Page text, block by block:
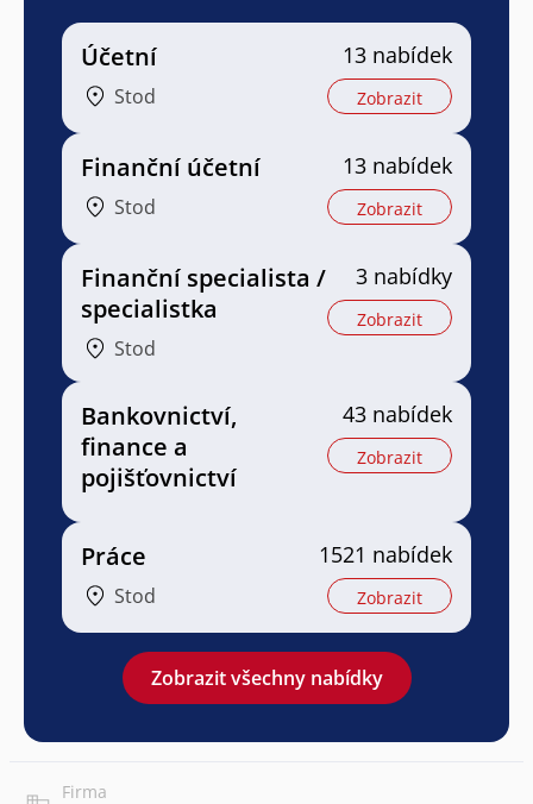
Účetní
Stod
13 nabídek
Zobrazit
Finanční účetní
Stod
13 nabídek
Zobrazit
Finanční specialista /
specialistka
Stod
3 nabídky
Zobrazit
Bankovnictví,
finance a
pojišťovnictví
43 nabídek
Zobrazit
Práce
Stod
1521 nabídek
Zobrazit
Zobrazit všechny nabídky
Firma